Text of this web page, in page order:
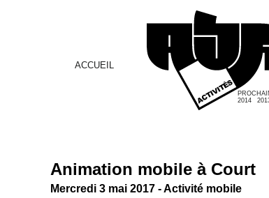
ACCUEIL
2014
Animation mobile à Court
Mercredi 3 mai 2017 - Activité mobile